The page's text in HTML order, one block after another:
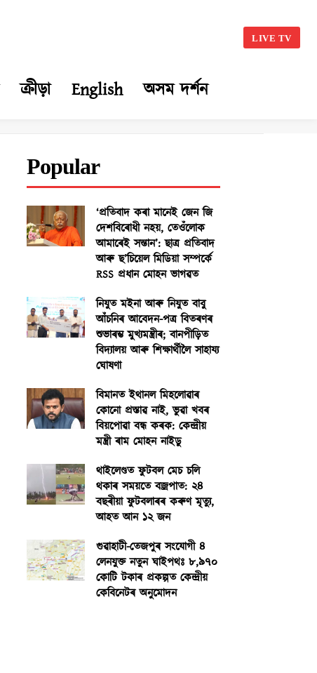
LIVE TV
ক্ৰীড়া English অসম দৰ্শন
Popular
‘প্ৰতিবাদ কৰা মানেই জেন জি
দেশবিৰোধী নহয়, তেওঁলোক
আমাৰেই সন্তান’: ছাত্ৰ প্ৰতিবাদ
আৰু ছ’চিয়েল মিডিয়া সম্পৰ্কে
RSS প্ৰধান মোহন ভাগৱত
নিযুত মইনা আৰু নিযুত বাবু
আঁচনিৰ আবেদন-পত্ৰ বিতৰণৰ
শুভাৰম্ভ মুখ্যমন্ত্ৰীৰ; বানপীড়িত
বিদ্যালয় আৰু শিক্ষাৰ্থীলৈ সাহায্য
ঘোষণা
বিমানত ইথানল মিহলোৱাৰ
কোনো প্ৰস্তাৱ নাই, ভুৱা খবৰ
বিয়পোৱা বন্ধ কৰক: কেন্দ্ৰীয়
মন্ত্ৰী ৰাম মোহন নাইডু
থাইলেণ্ডত ফুটবল মেচ চলি
থকাৰ সময়তে বজ্ৰপাত: ২৪
বছৰীয়া ফুটবলাৰৰ কৰুণ মৃত্যু,
আহত আন ১২ জন
গুৱাহাটী-তেজপুৰ সংযোগী ৪
লেনযুক্ত নতুন ঘাইপথঃ ৮,৯৭০
কোটি টকাৰ প্ৰকল্পত কেন্দ্ৰীয়
কেবিনেটৰ অনুমোদন